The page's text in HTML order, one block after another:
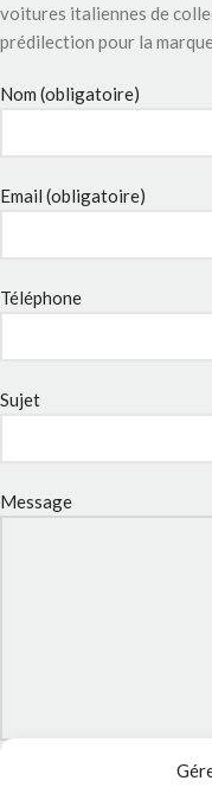
voitures italiennes de
prédilection pour la
Nom (obligatoire)
Email (obligatoire)
Téléphone
Sujet
Message
Politique